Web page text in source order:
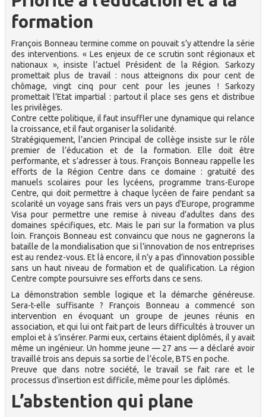
formation
François Bonneau termine comme on pouvait s’y attendre la série
des interventions. « Les enjeux de ce scrutin sont régionaux et
nationaux », insiste l’actuel Président de la Région. Sarkozy
promettait plus de travail : nous atteignons dix pour cent de
chômage, vingt cinq pour cent pour les jeunes ! Sarkozy
promettait l’Etat impartial : partout il place ses gens et distribue
les privilèges.
Contre cette politique, il faut insuffler une dynamique qui relance
la croissance, et il faut organiser la solidarité.
Stratégiquement, l’ancien Principal de collège insiste sur le rôle
premier de l’éducation et de la formation. Elle doit être
performante, et s’adresser à tous. François Bonneau rappelle les
efforts de la Région Centre dans ce domaine : gratuité des
manuels scolaires pour les lycéens, programme trans-Europe
Centre, qui doit permettre à chaque lycéen de faire pendant sa
scolarité un voyage sans frais vers un pays d’Europe, programme
Visa pour permettre une remise à niveau d’adultes dans des
domaines spécifiques, etc. Mais le pari sur la formation va plus
loin. François Bonneau est convaincu que nous ne gagnerons la
bataille de la mondialisation que si l’innovation de nos entreprises
est au rendez-vous. Et là encore, il n’y a pas d’innovation possible
sans un haut niveau de formation et de qualification. La région
Centre compte poursuivre ses efforts dans ce sens.
La démonstration semble logique et la démarche généreuse.
Sera-t-elle suffisante ? François Bonneau a commencé son
intervention en évoquant un groupe de jeunes réunis en
association, et qui lui ont fait part de leurs difficultés à trouver un
emploi et à s’insérer. Parmi eux, certains étaient diplômés, il y avait
même un ingénieur. Un homme jeune — 27 ans — a déclaré avoir
travaillé trois ans depuis sa sortie de l’école, BTS en poche.
Preuve que dans notre société, le travail se fait rare et le
processus d’insertion est difficile, même pour les diplômés.
L’abstention qui plane